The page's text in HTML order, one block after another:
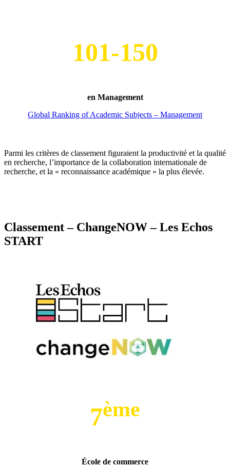
101-150
en Management
Global Ranking of Academic Subjects – Management
Parmi les critères de classement figuraient la productivité et la qualité
en recherche, l’importance de la collaboration internationale de
recherche, et la « reconnaissance académique » la plus élevée.
Classement – ChangeNOW – Les Echos
START
7ème
École de commerce